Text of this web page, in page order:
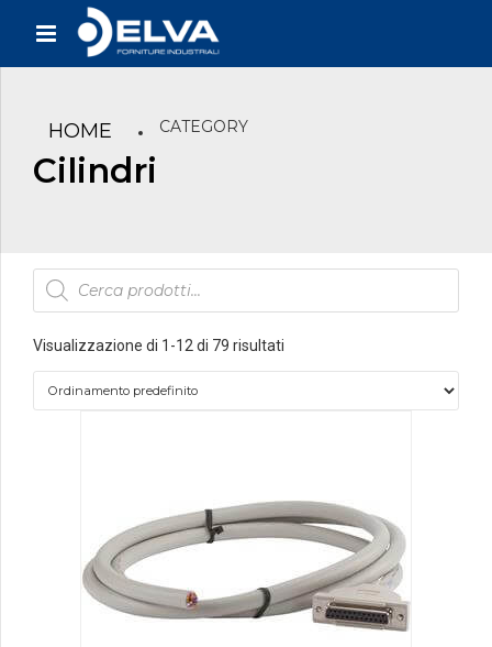
HOME CATEGORY
Cilindri
Products
search
Visualizzazione di 1-12 di 79 risultati